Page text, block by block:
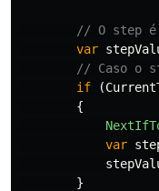
// O step
var
// Caso o
if
(
{
var
}